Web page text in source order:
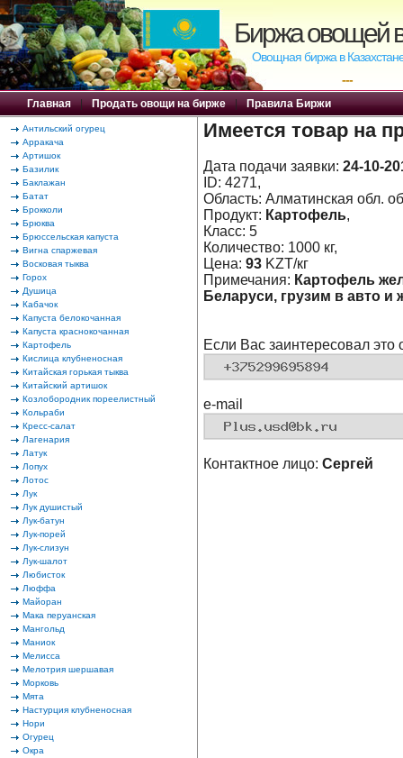
Биржа овощей
Овощная биржа в
---
Главная | Продать овощи на бирже | Правила Биржи
Антильский огурец
Арракача
Артишок
Базилик
Баклажан
Батат
Брокколи
Брюква
Брюссельская капуста
Вигна спаржевая
Восковая тыква
Горох
Душица
Кабачок
Капуста белокочанная
Капуста краснокочанная
Картофель
Кислица клубненосная
Китайская горькая тыква
Китайский артишок
Козлобородник пореелистный
Кольраби
Кресс-салат
Лагенария
Латук
Лопух
Лотос
Лук
Лук душистый
Лук-батун
Лук-порей
Лук-слизун
Лук-шалот
Любисток
Люффа
Майоран
Мака перуанская
Мангольд
Маниок
Мелисса
Мелотрия шершавая
Морковь
Мята
Настурция клубненосная
Нори
Огурец
Окра
Имеется товар на
Дата подачи заявки: 24-10-
ID: 4271,
Область: Алматинская обл.
Продукт: Картофель,
Класс: 5
Количество: 1000 кг,
Цена: 93 KZT/кг
Примечания: Картофель
Беларуси, грузим в авто и
Если Вас заинтересовал это
e-mail
Контактное лицо: Сергей